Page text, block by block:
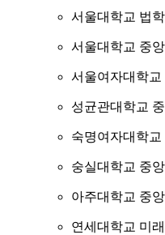
서울대학교 법
서울대학교 중
서울여자대학
성균관대학교
숙명여자대학
숭실대학교 중
아주대학교 중
연세대학교 미